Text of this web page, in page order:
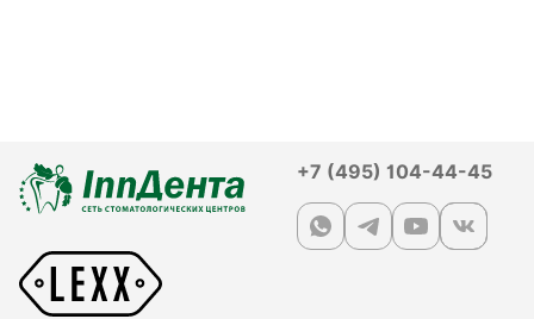
+7 (495) 104-44-45